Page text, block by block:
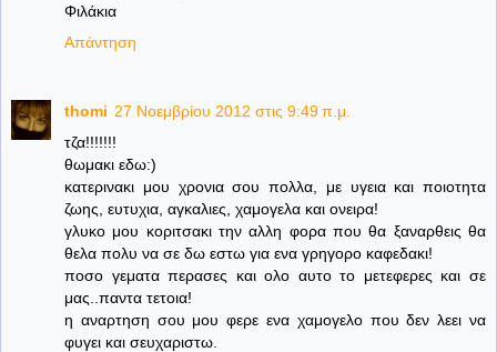
Φιλάκια
Απάντηση
thomi 27 Νοεμβρίου 2012 στις 9:49 π.μ.
τζα!!!!!!!
θωμακι εδω:)
κατερινακι μου χρονια σου πολλα, με υγεια και ποιοτητα
ζωης, ευτυχια, αγκαλιες, χαμογελα και ονειρα!
γλυκο μου κοριτσακι την αλλη φορα που θα ξαναρθεις θα
θελα πολυ να σε δω εστω για ενα γρηγορο καφεδακι!
ποσο γεματα περασες και ολο αυτο το μετεφερες και σε
μας..παντα τετοια!
η αναρτηση σου μου φερε ενα χαμογελο που δεν λεει να
φυγει και σευχαριστω.